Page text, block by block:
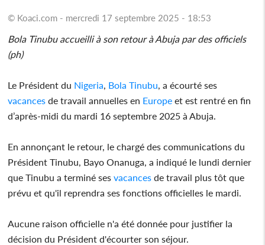
© Koaci.com - mercredi 17 septembre 2025 - 18:53
Bola Tinubu accueilli à son retour à Abuja par des officiels
(ph)
Le Président du Nigeria Bola Tinubu , a écourté ses
vacances de travail annuelles en Europe et est rentré en fin
d’après-midi du mardi 16 septembre 2025 à Abuja.
En annonçant le retour, le chargé des communications du
Président Tinubu, Bayo Onanuga, a indiqué le lundi dernier
que Tinubu a terminé ses vacances de travail plus tôt que
prévu et qu'il reprendra ses fonctions officielles le mardi.
Aucune raison officielle n'a été donnée pour justifier la
décision du Président d'écourter son séjour.